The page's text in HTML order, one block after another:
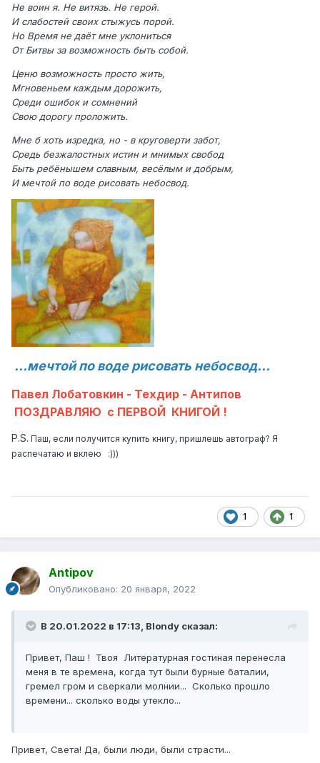
Не воин я. Не витязь. Не герой.
И слабостей своих стыжусь порой.
Но Время не даёт мне уклониться
От Битвы за возможность быть собой.
Ценю возможность просто жить,
Мгновеньем каждым дорожить,
Среди ошибок и сомнений
Свою дорогу проложить.
Мне б хоть изредка, но - в круговерти забот,
Средь безжалостных истин и мнимых свобод
Быть ребёнышем славным, весёлым и добрым,
И мечтой по воде рисовать небосвод.
...мечтой по воде рисовать небосвод...
Павел Лобатовкин - Техдир - Антипов
ПОЗДРАВЛЯЮ с ПЕРВОЙ КНИГОЙ !
P.S. Паш, если получится купить книгу, пришлешь автограф? Я
распечатаю и вклею :)))
1 1
Antipov
Опубликовано: 20 января, 2022
В 20.01.2022 в 17:13, Blondy сказал:
Привет, Паш ! Твоя Литературная гостиная перенесла
меня в те времена, когда тут были бурные баталии,
гремел гром и сверкали молнии... Сколько прошло
времени... сколько воды утекло...
Привет, Света! Да, были люди, были страсти...